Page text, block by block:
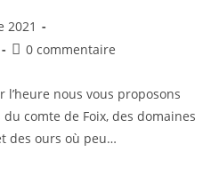
2021
0 commentaire
l’heure nous vous proposons
comte de Foix, des domaines
des ours où peu…